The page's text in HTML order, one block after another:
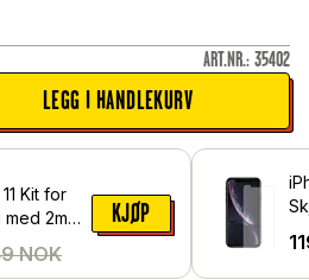
ART.NR.: 35402
LEGG I HANDLEKURV
Kit for
2m
NOK
KJØP